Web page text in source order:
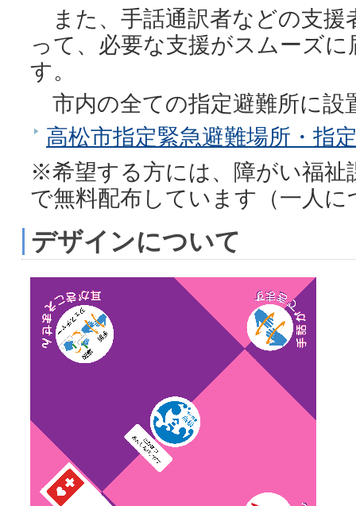
また、手話通訳者などの支援
って、必要な支援がスムーズ
す。
市内の全ての指定避難所に設
高松市指定緊急避難場所・指
※希望する方には、障がい福祉
で無料配布しています（一人に
デザインについて